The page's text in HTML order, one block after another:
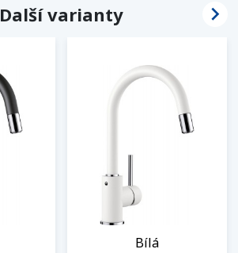
Další varianty
Bílá
